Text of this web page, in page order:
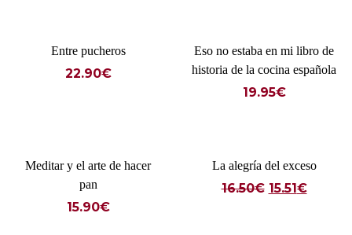
Entre pucheros
22.90€
Eso no estaba en mi libro de
historia de la cocina española
19.95€
Meditar y el arte de hacer
pan
15.90€
La alegría del exceso
16.50€ 15.51€